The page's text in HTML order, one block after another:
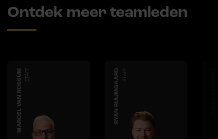
Ontdek meer teamleden
MARCEL VAN ROSSUM STAFF RYAN RUIJMGAARD STAFF